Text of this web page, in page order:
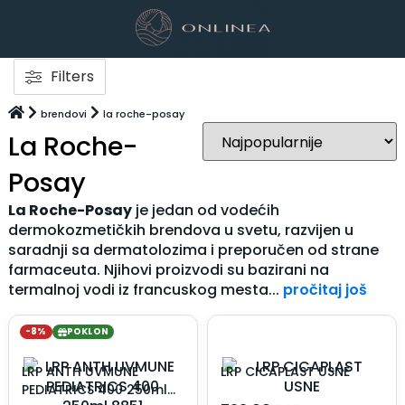
Filters
brendovi la roche-posay
La Roche-
Posay
La Roche-Posayje jedan od vodećih
dermokozmetičkih brendova u svetu, razvijen u
saradnji sa dermatolozima i preporučen od strane
farmaceuta. Njihovi proizvodi su bazirani na
termalnoj vodi iz francuskog mesta... pročitaj još
-8% POKLON
LRP ANTH UVMUNE
PEDIATRICS 400 250ml
LRP CICAPLAST USNE